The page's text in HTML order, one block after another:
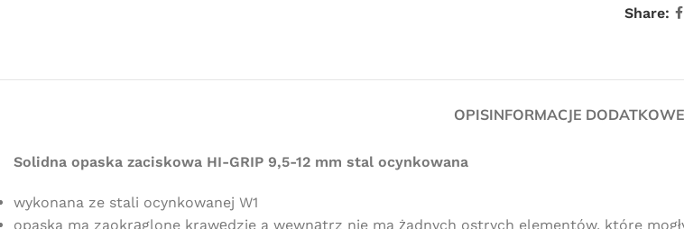
Share:
OPISINFORMACJE DODATKOWE
Solidna opaska zaciskowa HI-GRIP 9,5-12 mm stal ocynkowana
wykonana ze stali ocynkowanej W1
opaska ma zaokrąglone krawędzie a wewnątrz nie ma żadnych ostrych elementów, które